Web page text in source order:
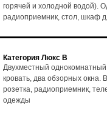
горячей и холодной водой).
радиоприемник, стол, шкаф
Категория Люкс В
Двухместный
кровать, два обзорных окна.
розетка, радиоприемник,
одежды